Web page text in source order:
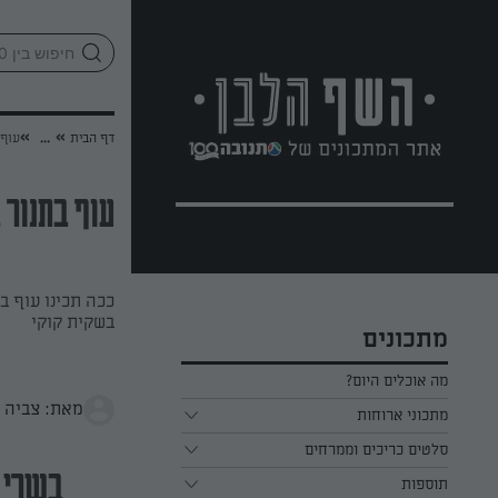
מתכונים
מה אוכלים היום?
מתכוני ארוחות
ארוחת בוקר
ארוחת צהריים
סלטים כריכים וממרחים
כל הסלטים כריכים וממרחים
תוספות
דף הבית »
...
»
עוף
ככה תכינו
בשקית קוקי
מאת: צביה